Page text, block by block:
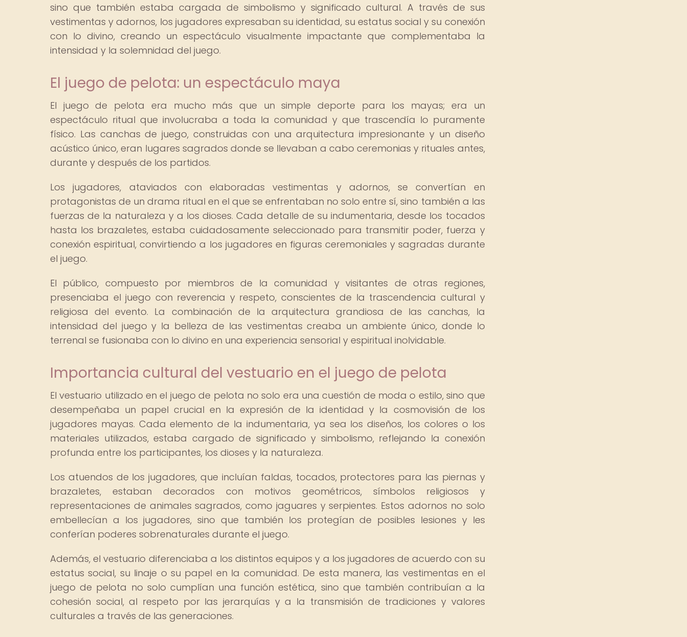
sino que también estaba cargada de simbolismo y significado cultural. A través de sus
vestimentas y adornos, los jugadores expresaban su identidad, su estatus social y su conexión
con lo divino, creando un espectáculo visualmente impactante que complementaba la
intensidad y la solemnidad del juego.
El juego de pelota: un espectáculo maya
El juego de pelota era mucho más que un simple deporte para los mayas; era un
espectáculo ritual que involucraba a toda la comunidad y que trascendía lo puramente
físico. Las canchas de juego, construidas con una arquitectura impresionante y un diseño
acústico único, eran lugares sagrados donde se llevaban a cabo ceremonias y rituales antes,
durante y después de los partidos.
Los jugadores, ataviados con elaboradas vestimentas y adornos, se convertían en
protagonistas de un drama ritual en el que se enfrentaban no solo entre sí, sino también a las
fuerzas de la naturaleza y a los dioses. Cada detalle de su indumentaria, desde los tocados
hasta los brazaletes, estaba cuidadosamente seleccionado para transmitir poder, fuerza y
conexión espiritual, convirtiendo a los jugadores en figuras ceremoniales y sagradas durante
el juego.
El público, compuesto por miembros de la comunidad y visitantes de otras regiones,
presenciaba el juego con reverencia y respeto, conscientes de la trascendencia cultural y
religiosa del evento. La combinación de la arquitectura grandiosa de las canchas, la
intensidad del juego y la belleza de las vestimentas creaba un ambiente único, donde lo
terrenal se fusionaba con lo divino en una experiencia sensorial y espiritual inolvidable.
Importancia cultural del vestuario en el juego de pelota
El vestuario utilizado en el juego de pelota no solo era una cuestión de moda o estilo, sino que
desempeñaba un papel crucial en la expresión de la identidad y la cosmovisión de los
jugadores mayas. Cada elemento de la indumentaria, ya sea los diseños, los colores o los
materiales utilizados, estaba cargado de significado y simbolismo, reflejando la conexión
profunda entre los participantes, los dioses y la naturaleza.
Los atuendos de los jugadores, que incluían faldas, tocados, protectores para las piernas y
brazaletes, estaban decorados con motivos geométricos, símbolos religiosos y
representaciones de animales sagrados, como jaguares y serpientes. Estos adornos no solo
embellecían a los jugadores, sino que también los protegían de posibles lesiones y les
conferían poderes sobrenaturales durante el juego.
Además, el vestuario diferenciaba a los distintos equipos y a los jugadores de acuerdo con su
estatus social, su linaje o su papel en la comunidad. De esta manera, las vestimentas en el
juego de pelota no solo cumplían una función estética, sino que también contribuían a la
cohesión social, al respeto por las jerarquías y a la transmisión de tradiciones y valores
culturales a través de las generaciones.